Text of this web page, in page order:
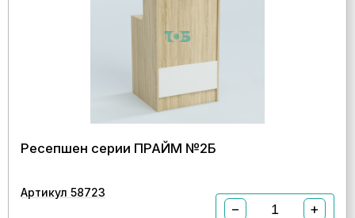
Ресепшен серии ПРАЙМ №2Б
Артикул 58723
− +